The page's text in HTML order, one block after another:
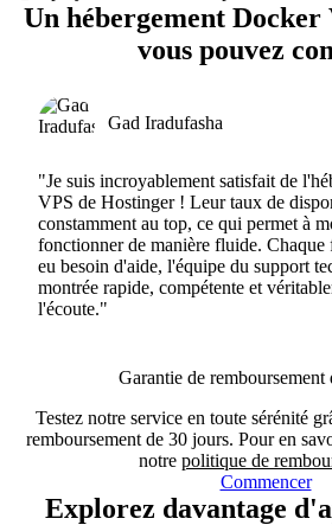
Un hébergement Docker
vous pouvez
Gad Iradufasha
"Je suis incroyablement satisfait de
VPS de Hostinger ! Leur taux de
constamment au top, ce qui permet à
fonctionner de manière fluide. Chaque
eu besoin d'aide, l'équipe du support
montrée rapide, compétente et
l'écoute."
Garantie de remboursement
Testez notre service en toute sérénité
remboursement de 30 jours. Pour en
notre politique de
Commencer
Explorez davantage